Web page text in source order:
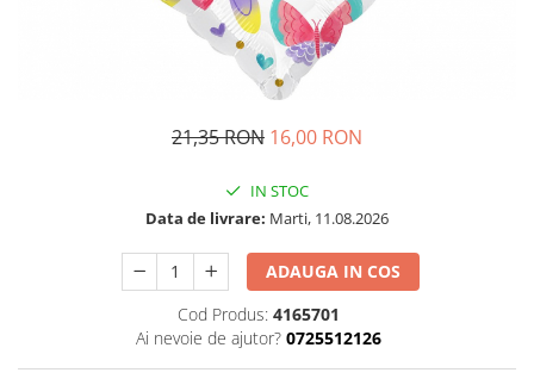
Petrecere Ferma Animalelor
Petrecere Frozen
Petrecere Little Star
Petrecere LOL Surprise
Petrecere Lovely Swan
Petrecere Mica Sirena
21,35 RON 16,00 RON
IN STOC
Data de livrare: Marti, 11.08.2026
ADAUGA IN COS
Cod Produs: 4165701
Ai nevoie de ajutor? 0725512126